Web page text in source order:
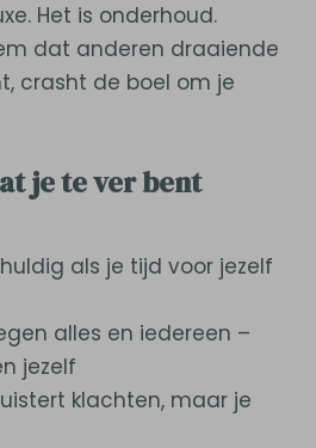
Het is onderhoud.
dat anderen draaiende
crasht de boel om je
je te ver bent
als je tijd voor jezelf
alles en iedereen –
jezelf
klachten, maar je